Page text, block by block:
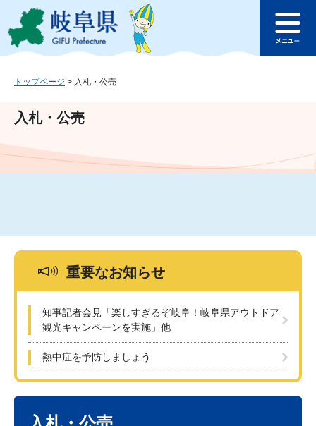
ジ
ュ
文
このページの本文へ
ュ
トップページ > 入札・公売
入札・公売
重要なお知らせ
知事記者会見「楽しすぎるぞ岐阜！岐阜県アウトドア
観光キャンペーンを実施」他
熱中症を予防しましょう